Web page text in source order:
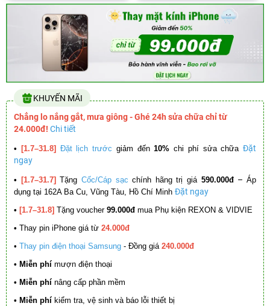
KHUYẾN MÃI
Chẳng lo nắng gắt, mưa giông - Ghé 24h sửa chữa chỉ từ
24.000đ! Chi tiết
• [1.7–31.8] Đặt lịch trước giảm đến10% chi phí sửa chữa Đặt
ngay
• [1.7–31.7] Tặng Cốc/Cáp sạc chính hãng trị giá 590.000đ –Áp
dụng tại 162A Ba Cu, Vũng Tàu, Hồ Chí Minh Đặt ngay
• [1.7–31.8] Tặng voucher 99.000đ mua Phụ kiện REXON & VIDVIE
• Thay pin iPhone giá từ 24.000đ
• Thay pin điện thoại Samsung - Đồng giá 240.000đ
• Miễn phí mượn điện thoại
• Miễn phí nâng cấp phần mềm
• Miễn phí kiểm tra, vệ sinh và báo lỗi thiết bị